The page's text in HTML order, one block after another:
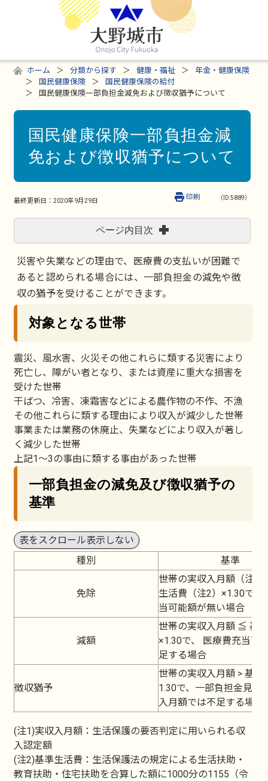
ホーム 分類から探す 健康・福祉
年金・健康保険
国民健康保険
国民健康保険の給付
国民健康保険一部負担金減免および徴収猶予について
国民健康保険一部負担金減
免および徴収猶予について
最終更新日： 2020年9月29日 （ID:5889）
印刷
ページ内目次
災害や失業などの理由で、医療費の支払いが困難で
あると認められる場合には、一部負担金の減免や徴
収の猶予を受けることができます。
対象となる世帯
震災、風水害、火災その他これらに類する災害により
死亡し、障がい者となり、または資産に重大な損害を
受けた世帯
干ばつ、冷害、凍霜害などによる農作物の不作、不漁
その他これらに類する理由により収入が減少した世帯
事業または業務の休廃止、失業などにより収入が著し
く減少した世帯
上記1～3の事由に類する事由があった世帯
一部負担金の減免及び徴収猶予の
基準
表をスクロール表示しない
種別
基準
免除
世帯の実収入月額（注1
生活費（注2）×1.30で、
当可能額が無い場合
減額
世帯の実収入月額 ≦ 基
×1.30で、 医療費充当可
足する場合
徴収猶予
世帯の実収入月額 > 基準
1.30で、一部負担金見込
入月額では不足する場合
(注1)実収入月額：生活保護の要否判定に用いられる収
入認定額
(注2)基準生活費：生活保護法の規定による生活扶助・
教育扶助・住宅扶助を合算した額に1000分の1155（令